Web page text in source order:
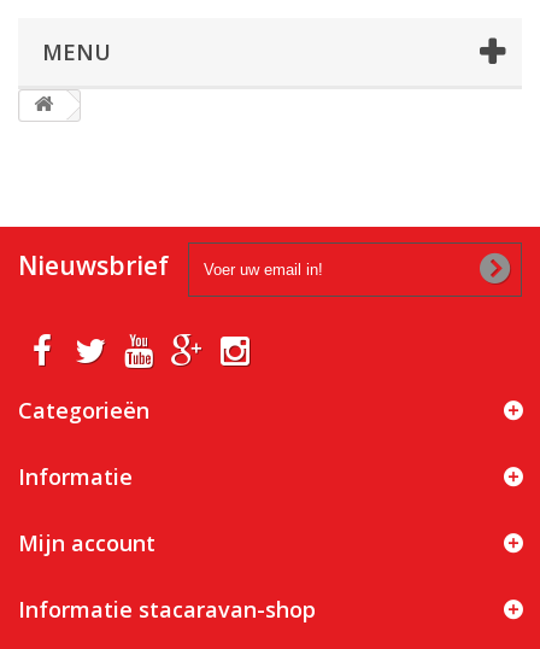
MENU
Nieuwsbrief
Categorieën
Informatie
Mijn account
Informatie stacaravan-shop